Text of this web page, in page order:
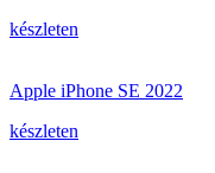
készleten
Apple iPhone SE 2022
készleten